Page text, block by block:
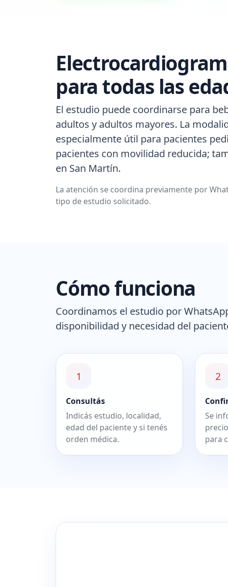
para todas las
El estudio puede coordinarse para
adultos y adultos mayores. La
especialmente útil para pacientes
pacientes con movilidad reducida;
en San Martín.
La atención se coordina previamente por
tipo de estudio solicitado.
Cómo funciona
Coordinamos el estudio por
disponibilidad y necesidad del
1
Consultás
Indicás estudio, localidad,
edad del paciente y si tenés
orden médica.
2
Se
para